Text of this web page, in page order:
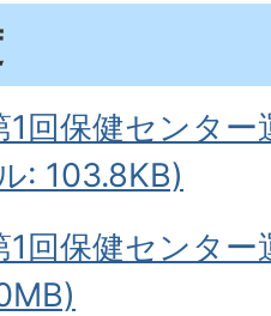
1回保健センター
: 103.8KB)
1回保健センタ